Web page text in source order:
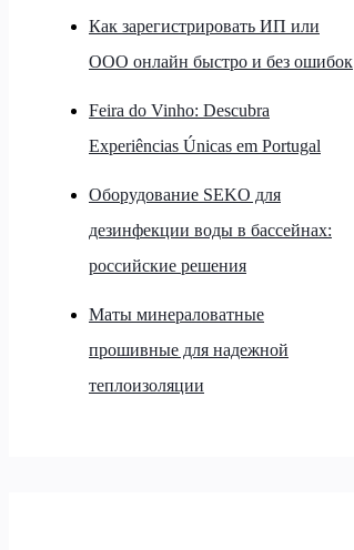
Как зарегистрировать ИП или
ООО онлайн быстро и без ошибок
Feira do Vinho: Descubra
Experiências Únicas em Portugal
Оборудование SEKO для
дезинфекции воды в бассейнах:
российские решения
Маты минераловатные
прошивные для надежной
теплоизоляции